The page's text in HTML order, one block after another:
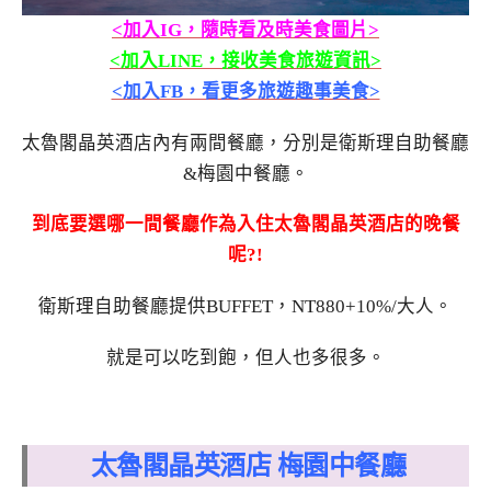
<加入IG，隨時看及時美食圖片>
<加入LINE，接收美食旅遊資訊>
<加入FB，看更多旅遊趣事美食>
太魯閣晶英酒店內有兩間餐廳，分別是衛斯理自助餐廳
&梅園中餐廳。
到底要選哪一間餐廳作為入住太魯閣晶英酒店的晚餐
呢?!
衛斯理自助餐廳提供BUFFET，NT880+10%/大人。
就是可以吃到飽，但人也多很多。
太魯閣晶英酒店 梅園中餐廳